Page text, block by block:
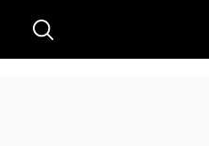
Buscar